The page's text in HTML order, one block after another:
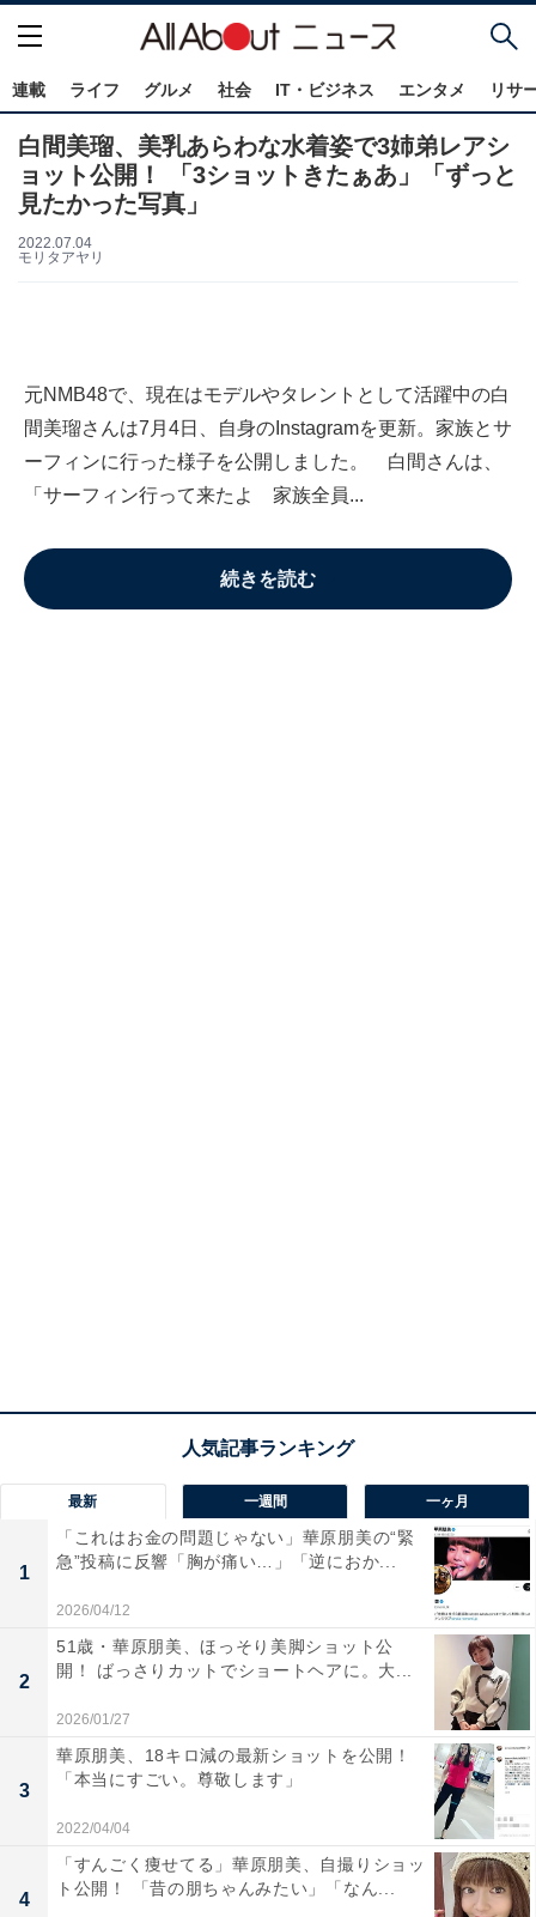
連載 ライフ グルメ 社会 IT・ビジネス エンタメ リサ
白間美瑠、美乳あらわな水着姿で3姉弟レアシ
ョット公開！ 「3ショットきたぁあ」「ずっと
見たかった写真」
2022.07.04
モリタアヤリ
元NMB48で、現在はモデルやタレントとして活躍中の白
間美瑠さんは7月4日、自身のInstagramを更新。家族とサ
ーフィンに行った様子を公開しました。 白間さんは、
「サーフィン行って来たよ 家族全員...
続きを読む
最新 一週間 一ヶ月
1
「これはお金の問題じゃない」華原朋美の“緊
急”投稿に反響「胸が痛い…」「逆におか...
2026/04/12
2
51歳・華原朋美、ほっそり美脚ショット公
開！ ばっさりカットでショートヘアに。大...
2026/01/27
3
華原朋美、18キロ減の最新ショットを公開！
「本当にすごい。尊敬します」
2022/04/04
4
「すんごく痩せてる」華原朋美、自撮りショッ
ト公開！ 「昔の朋ちゃんみたい」「なん...